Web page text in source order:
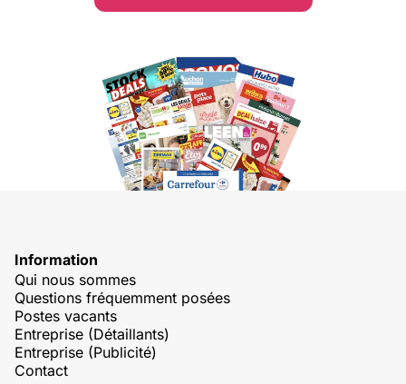
Information
Qui nous sommes
Questions fréquemment posées
Postes vacants
Entreprise (Détaillants)
Entreprise (Publicité)
Contact